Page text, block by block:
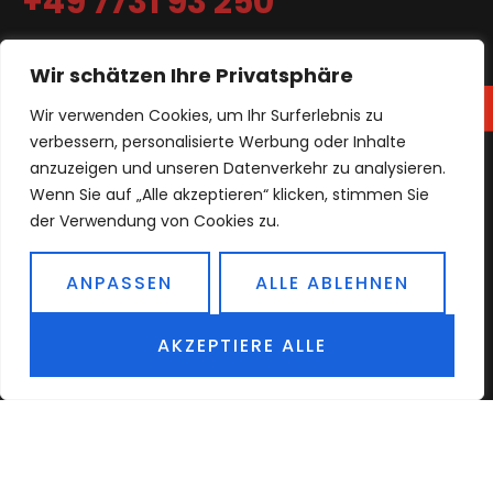
Wir schätzen Ihre Privatsphäre
Wir verwenden Cookies, um Ihr Surferlebnis zu
verbessern, personalisierte Werbung oder Inhalte
anzuzeigen und unseren Datenverkehr zu analysieren.
Wenn Sie auf „Alle akzeptieren“ klicken, stimmen Sie
der Verwendung von Cookies zu.
ANPASSEN ALLE ABLEHNEN
AKZEPTIERE ALLE
INDUSTRIESTRASSE 8 , 78224 SINGEN